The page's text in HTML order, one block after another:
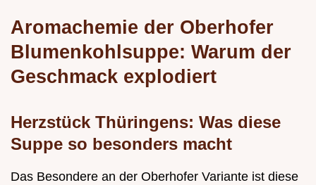
Aromachemie der Oberhofer
Blumenkohlsuppe: Warum der
Geschmack explodiert
Herzstück Thüringens: Was diese
Suppe so besonders macht
Das Besondere an der Oberhofer Variante ist diese